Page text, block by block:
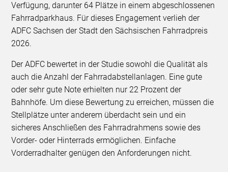
Verfügung, darunter 64 Plätze in einem abgeschlossenen
Fahrradparkhaus. Für dieses Engagement verlieh der
ADFC Sachsen der Stadt den Sächsischen Fahrradpreis
2026.
Der ADFC bewertet in der Studie sowohl die Qualität als
auch die Anzahl der Fahrradabstellanlagen. Eine gute
oder sehr gute Note erhielten nur 22 Prozent der
Bahnhöfe. Um diese Bewertung zu erreichen, müssen die
Stellplätze unter anderem überdacht sein und ein
sicheres Anschließen des Fahrradrahmens sowie des
Vorder- oder Hinterrads ermöglichen. Einfache
Vorderradhalter genügen den Anforderungen nicht.